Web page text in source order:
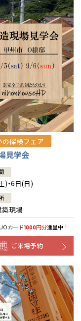
の探検フェア
見学会
)・6日(日)
現場
カード1000円分進呈中！
ご来場予約